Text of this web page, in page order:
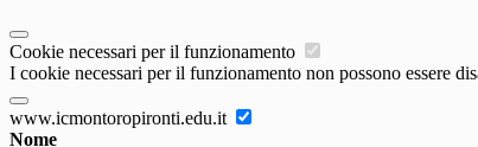
Cookie necessari per il funzionamento
I cookie necessari per il funzionamento non possono essere
www.icmontoropironti.edu.it
Nome